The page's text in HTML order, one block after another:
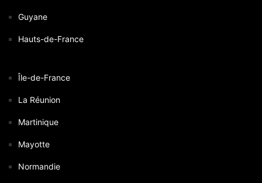
Guyane
Hauts-de-France
Île-de-France
La Réunion
Martinique
Mayotte
Normandie